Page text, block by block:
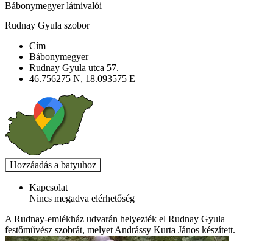
Bábonymegyer látnivalói
Rudnay Gyula szobor
Cím
Bábonymegyer
Rudnay Gyula utca 57.
46.756275 N, 18.093575 E
Kapcsolat
Nincs megadva elérhetőség
A Rudnay-emlékház udvarán helyezték el Rudnay Gyula
festőművész szobrát, melyet Andrássy Kurta János készített.